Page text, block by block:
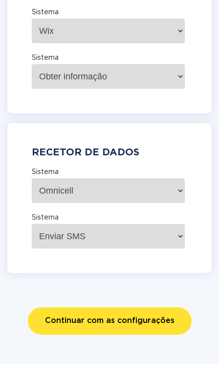
Sistema
Sistema
RECETOR DE DADOS
Sistema
Sistema
Continuar com as configurações